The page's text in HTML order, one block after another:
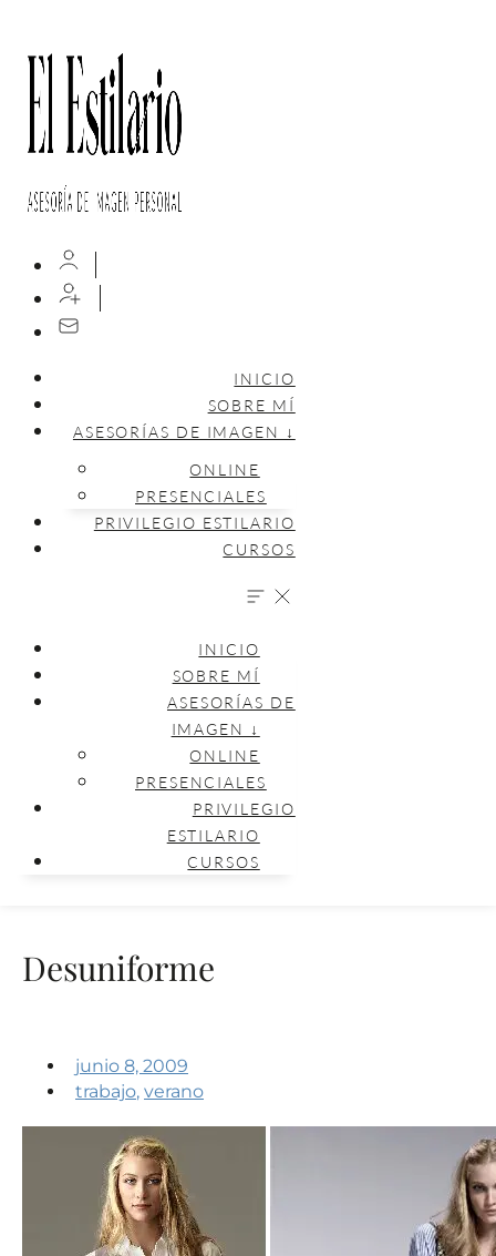
INICIO
SOBRE MÍ
ASESORÍAS DE IMAGEN ↓
ONLINE
PRESENCIALES
PRIVILEGIO ESTILARIO
CURSOS
INICIO
SOBRE MÍ
ASESORÍAS DE
IMAGEN ↓
ONLINE
PRESENCIALES
PRIVILEGIO
ESTILARIO
CURSOS
Desuniforme
junio 8, 2009
trabajo, verano